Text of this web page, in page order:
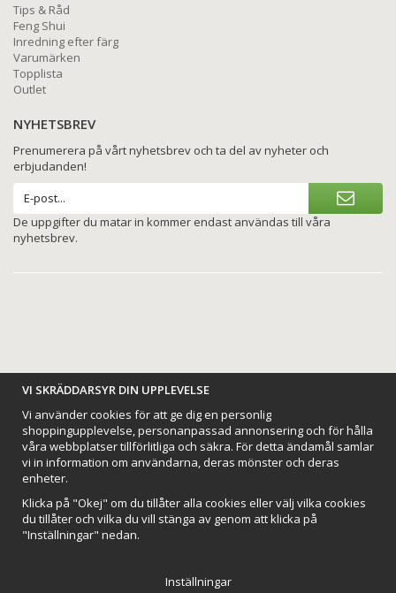
Tips & Råd
Feng Shui
Inredning efter färg
Varumärken
Topplista
Outlet
NYHETSBREV
Prenumerera på vårt nyhetsbrev och ta del av nyheter och
erbjudanden!
De uppgifter du matar in kommer endast användas till våra
nyhetsbrev.
BETALNINGSALTERNATIV
VI SKICKAR MED
VI SKRÄDDARSYR DIN UPPLEVELSE
Vi använder cookies för att ge dig en personlig
shoppingupplevelse, personanpassad annonsering och för hålla
våra webbplatser tillförlitliga och säkra. För detta ändamål samlar
vi in information om användarna, deras mönster och deras
enheter.
Klicka på "Okej" om du tillåter alla cookies eller välj vilka cookies
du tillåter och vilka du vill stänga av genom att klicka på
"Inställningar" nedan.
Inställningar